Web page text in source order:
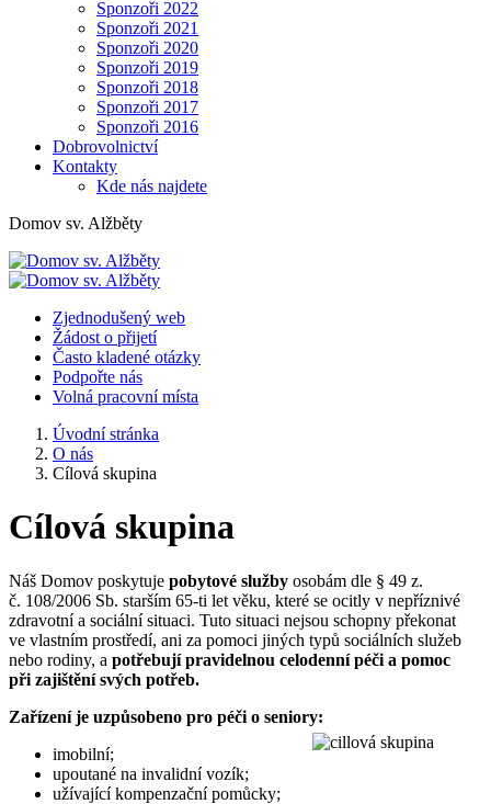
Sponzoři 2022
Sponzoři 2021
Sponzoři 2020
Sponzoři 2019
Sponzoři 2018
Sponzoři 2017
Sponzoři 2016
Dobrovolnictví
Kontakty
Kde nás najdete
Domov sv. Alžběty
Zjednodušený web
Žádost o přijetí
Často kladené otázky
Podpořte nás
Volná pracovní místa
Úvodní stránka
O nás
Cílová skupina
Cílová skupina
Náš Domov poskytuje pobytové služby osobám dle § 49 z.
č. 108/2006 Sb. starším 65-ti let věku, které se ocitly v nepříznivé
zdravotní a sociální situaci. Tuto situaci nejsou schopny překonat
ve vlastním prostředí, ani za pomoci jiných typů sociálních služeb
nebo rodiny, a potřebují pravidelnou celodenní péči a pomoc
při zajištění svých potřeb.
Zařízení je uzpůsobeno pro péči o seniory:
imobilní;
upoutané na invalidní vozík;
užívající kompenzační pomůcky;